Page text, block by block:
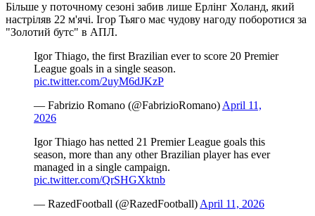
Більше у поточному сезоні забив лише Ерлінг Холанд, який
настріляв 22 м'ячі. Ігор Тьяго має чудову нагоду поборотися за
"Золотий бутс" в АПЛ.
Igor Thiago, the first Brazilian ever to score 20 Premier
League goals in a single season.
pic.twitter.com/2uyM6dJKzP
— Fabrizio Romano (@FabrizioRomano) April 11,
2026
Igor Thiago has netted 21 Premier League goals this
season, more than any other Brazilian player has ever
managed in a single campaign.
pic.twitter.com/QrSHGXktnb
— RazedFootball (@RazedFootball) April 11, 2026